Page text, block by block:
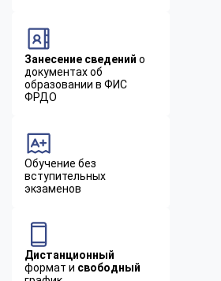
Занесение сведений о
документах об
образовании в ФИС
ФРДО
Обучение без
вступительных
экзаменов
Дистанционный
формат и свободный